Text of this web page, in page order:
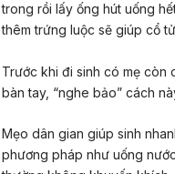
trong rồi lấy ống hút uống
thêm trứng luộc sẽ giúp cổ
Trước khi đi sinh có mẹ còn
bàn tay, “nghe bảo” cách
Mẹo dân gian giúp sinh
phương pháp như uống